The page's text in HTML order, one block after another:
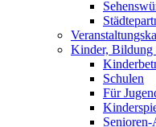
Kinder, Bildung
Schulen
Für